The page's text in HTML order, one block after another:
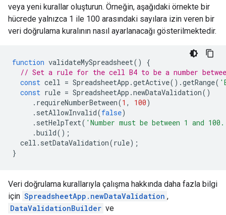
veya yeni kurallar oluşturun. Örneğin, aşağıdaki örnekte bir
hücrede yalnızca 1 ile 100 arasındaki sayılara izin veren bir
veri doğrulama kuralının nasıl ayarlanacağı gösterilmektedir.
function validateMySpreadsheet()
{
// Set a rule for the cell B4 to be a number
const cell = SpreadsheetApp .getActive().getRange(
const rule = SpreadsheetApp .newDataValidation()
. requireNumberBetween(1 , 100)
. setAllowInvalid(false)
. setHelpText( 'Number must be between 1 and
.build();
cell . setDataValidation(rule);
}
Veri doğrulama kurallarıyla çalışma hakkında daha fazla bilgi
için SpreadsheetApp.newDataValidation ,
DataValidationBuilder ve